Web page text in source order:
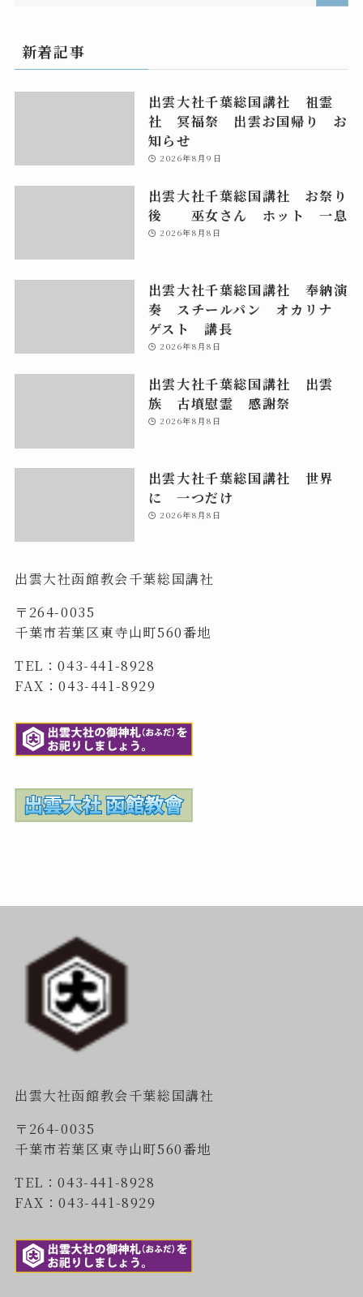
新着記事
出雲大社千葉総国講社 祖霊
社 冥福祭 出雲お国帰り お
知らせ
2026年8月9日
出雲大社千葉総国講社 お祭り
後 巫女さん ホット 一息
2026年8月8日
出雲大社千葉総国講社 奉納演
奏 スチールパン オカリナ
ゲスト 講長
2026年8月8日
出雲大社千葉総国講社 出雲
族 古墳慰霊 感謝祭
2026年8月8日
出雲大社千葉総国講社 世界
に 一つだけ
2026年8月8日
出雲大社函館教会千葉総国講社
〒264-0035
千葉市若葉区東寺山町560番地
TEL：043-441-8928
FAX：043-441-8929
出雲大社函館教会千葉総国講社
〒264-0035
千葉市若葉区東寺山町560番地
TEL：043-441-8928
FAX：043-441-8929